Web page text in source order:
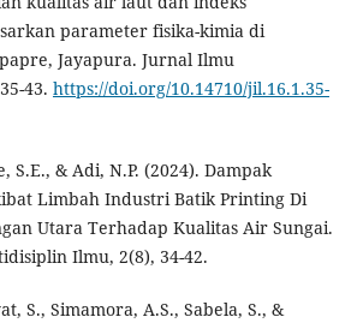
parameter fisika-kimia di
Jayapura. Jurnal Ilmu
43. https://doi.org/10.14710/jil.16.1.35-
& Adi, N.P. (2024). Dampak
Limbah Industri Batik Printing Di
Utara Terhadap Kualitas Air Sungai.
Ilmu, 2(8), 34-42.
S., Simamora, A.S., Sabela, S., &